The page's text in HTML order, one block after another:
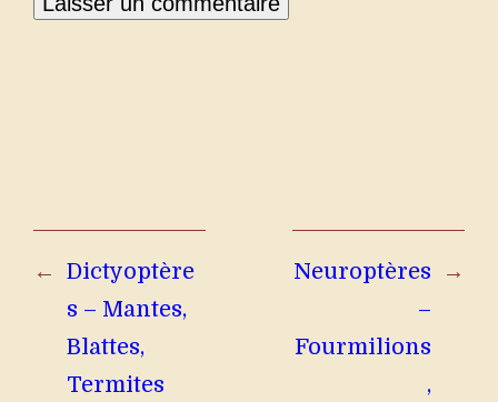
←
Dictyoptère
s – Mantes,
Blattes,
Termites
→
Neuroptères
–
Fourmilions
,